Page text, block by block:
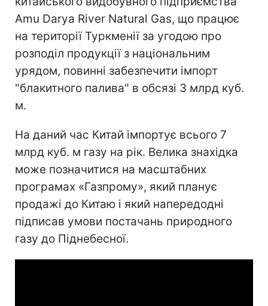
Amu Darya River Natural Gas, що працює
на території Туркменії за угодою про
розподіл продукції з національним
урядом, повинні забезпечити імпорт
"блакитного палива" в обсязі 3 млрд куб.
м.
На даний час Китай імпортує всього 7
млрд куб. м газу на рік. Велика знахідка
може позначитися на масштабних
програмах «Газпрому», який планує
продажі до Китаю і який напередодні
підписав умови постачань природного
газу до Піднебесної.